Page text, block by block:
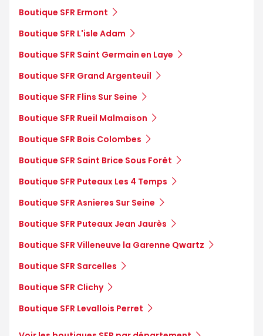
Boutique SFR Ermont
Boutique SFR L'isle Adam
Boutique SFR Saint Germain en Laye
Boutique SFR Grand Argenteuil
Boutique SFR Flins Sur Seine
Boutique SFR Rueil Malmaison
Boutique SFR Bois Colombes
Boutique SFR Saint Brice Sous Forêt
Boutique SFR Puteaux Les 4 Temps
Boutique SFR Asnieres Sur Seine
Boutique SFR Puteaux Jean Jaurès
Boutique SFR Villeneuve la Garenne Qwartz
Boutique SFR Sarcelles
Boutique SFR Clichy
Boutique SFR Levallois Perret